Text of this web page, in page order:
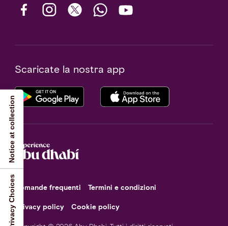
Scaricate la nostra app
Domande frequenti Termini e condizioni
Privacy policy Cookie policy
Your Privacy Choices
Notice at collection